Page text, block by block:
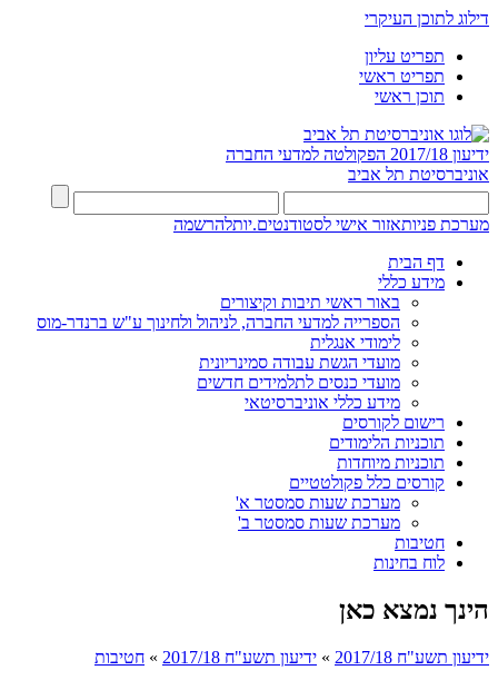
דילוג לתוכן העיקרי
תפריט עליון
תפריט ראשי
תוכן ראשי
ידיעון 2017/18
הפקולטה למדעי החברה
אוניברסיטת תל אביב
מערכת פניותאזור אישי לסטודנטים.יותלהרשמה
דף הבית
מידע כללי
באור ראשי תיבות וקיצורים
הספרייה למדעי החברה, לניהול ולחינוך ע"ש ברנדר-מוס
לימודי אנגלית
מועדי הגשת עבודה סמינריונית
מועדי כנסים לתלמידים חדשים
מידע כללי אוניברסיטאי
רישום לקורסים
תוכניות הלימודים
תוכניות מיוחדות
קורסים כלל פקולטטיים
מערכת שעות סמסטר א'
מערכת שעות סמסטר ב'
חטיבות
לוח בחינות
הינך נמצא כאן
ידיעון תשע"ח 2017/18 » ידיעון תשע"ח 2017/18 » חטיבות